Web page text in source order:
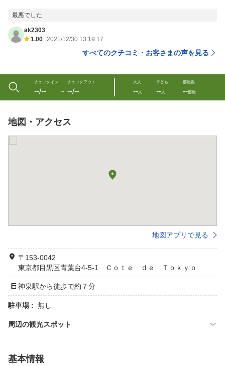
最悪でした
ak2303
1.00 2021/12/30 13:19:17
すべてのクチコミ・お客さまの声を見る
チェックイン
--/-- 〜
チェックアウト
--/--
大人
--人
子ども
--人
部屋数
--部屋
地図・アクセス
地図アプリで見る
〒153-0042
東京都目黒区青葉台4-5-1 Ｃｏｔｅ ｄｅ Ｔｏｋｙｏ
神泉駅から徒歩で約７分
駐車場 : 無し
周辺の観光スポット
基本情報